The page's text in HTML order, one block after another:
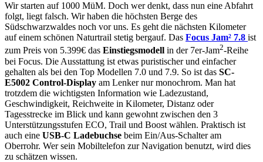
Wir starten auf 1000 MüM. Doch wer denkt, dass nun eine Abfahrt
folgt, liegt falsch. Wir haben die höchsten Berge des
Südschwarzwaldes noch vor uns. Es geht die nächsten Kilometer
auf einem schönen Naturtrail stetig bergauf. Das Focus Jam² 7.8 ist
zum Preis von 5.399€ das Einstiegsmodell in der 7er-Jam2-Reihe
bei Focus. Die Ausstattung ist etwas puristischer und einfacher
gehalten als bei den Top Modellen 7.0 und 7.9. So ist das SC-
E5002 Control-Display am Lenker nur monochrom. Man hat
trotzdem die wichtigsten Information wie Ladezustand,
Geschwindigkeit, Reichweite in Kilometer, Distanz oder
Tagesstrecke im Blick und kann gewohnt zwischen den 3
Unterstützungsstufen ECO, Trail und Boost wählen. Praktisch ist
auch eine USB-C Ladebuchse beim Ein/Aus-Schalter am
Oberrohr. Wer sein Mobiltelefon zur Navigation benutzt, wird dies
zu schätzen wissen.